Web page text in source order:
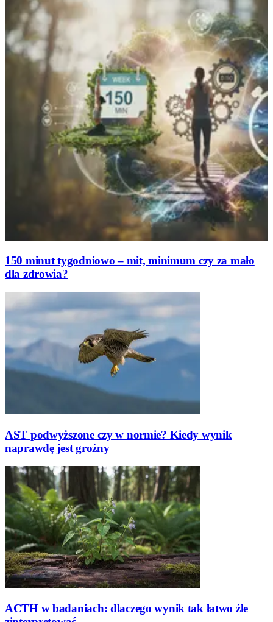
150 minut tygodniowo – mit, minimum czy za mało
dla zdrowia?
AST podwyższone czy w normie? Kiedy wynik
naprawdę jest groźny
ACTH w badaniach: dlaczego wynik tak łatwo źle